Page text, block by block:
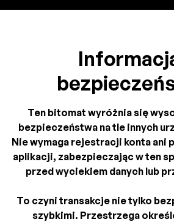
Ten bitomat wyróżnia się
bezpieczeństwa na tle innych
Nie wymaga rejestracji konta ani
aplikacji, zabezpieczając w ten
przed wyciekiem danych lub
To czyni transakcje nie tylko
szybkimi. Przestrzega